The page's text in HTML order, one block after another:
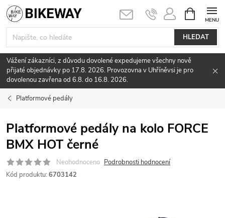
Přejít
na
obsah
HLEDAT
NÁKUPNÍ
KOŠÍK
Vážení zákazníci, z důvodu dovolené expedujeme všechny nově
přijaté objednávky po 17.8. 2026. Provozovna v Uhříněvsi je pro
dovolenou zavřena od 6.8. do 16.8. 2026.
Platformové pedály
Platformové pedály na kolo FORCE
BMX HOT černé
Neohodnoceno Podrobnosti hodnocení
Kód produktu: 6703142